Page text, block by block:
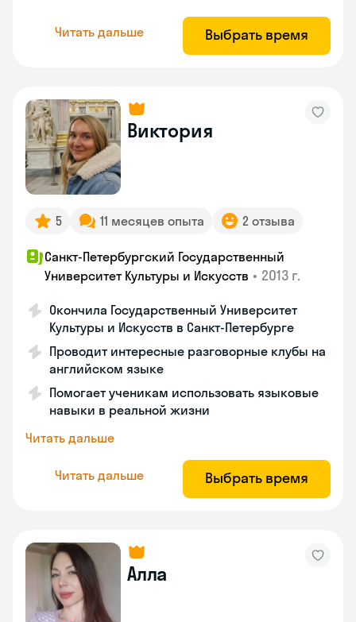
Читать дальше Выбрать время
Виктория
5 11 месяцев опыта 2 отзыва
Санкт-Петербургский Государственный
Университет Культуры и Искусств • 2013 г.
Окончила Государственный Университет
Культуры и Искусств в Санкт-Петербурге
Проводит интересные разговорные клубы на
английском языке
Помогает ученикам использовать языковые
навыки в реальной жизни
Читать дальше
Читать дальше Выбрать время
Алла